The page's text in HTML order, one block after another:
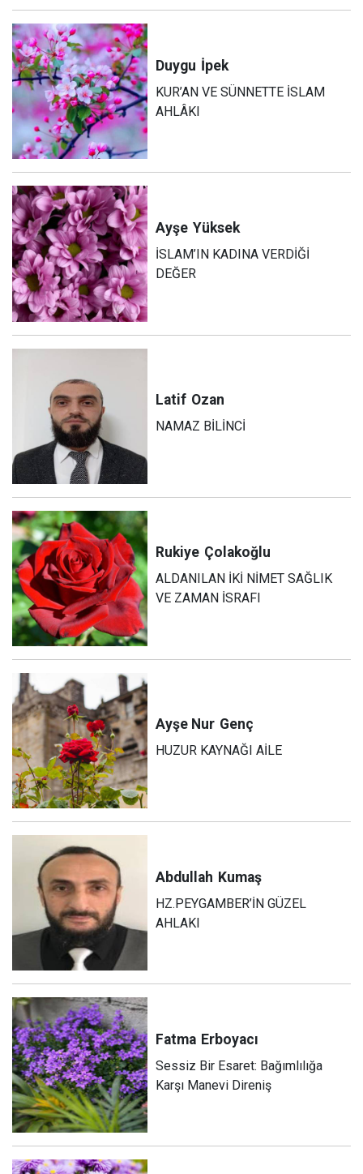
Duygu İpek
KUR’AN VE SÜNNETTE İSLAM
AHLÂKI
Ayşe Yüksek
İSLAM’IN KADINA VERDİĞİ
DEĞER
Latif Ozan
NAMAZ BİLİNCİ
Rukiye Çolakoğlu
ALDANILAN İKİ NİMET SAĞLIK
VE ZAMAN İSRAFI
Ayşe Nur Genç
HUZUR KAYNAĞI AİLE
Abdullah Kumaş
HZ.PEYGAMBER’İN GÜZEL
AHLAKI
Fatma Erboyacı
Sessiz Bir Esaret: Bağımlılığa
Karşı Manevi Direniş